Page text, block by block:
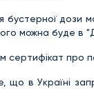
бустерної дози
можна буде в
сертифікат про
що в Україні